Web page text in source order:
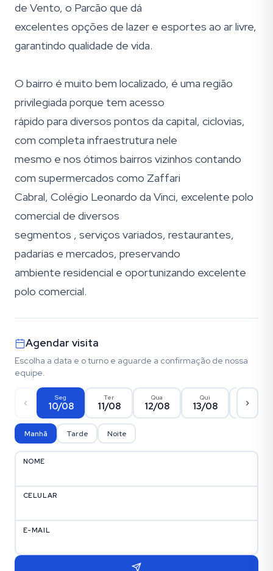
de Vento, o Parcão que dá
excelentes opções de lazer e esportes ao ar livre,
garantindo qualidade de vida.
O bairro é muito bem localizado, é uma região
privilegiada porque tem acesso
rápido para diversos pontos da capital, ciclovias,
com completa infraestrutura nele
mesmo e nos ótimos bairros vizinhos contando
com supermercados como Zaffari
Cabral, Colégio Leonardo da Vinci, excelente polo
comercial de diversos
segmentos , serviços variados, restaurantes,
padarias e mercados, preservando
ambiente residencial e oportunizando excelente
polo comercial.
Agendar visita
Escolha a data e o turno e aguarde a confirmação de nossa
equipe.
Seg
10/08
Ter
11/08
Qua
12/08
Qui
13/08 14/08
Manhã Tarde Noite
NOME
CELULAR
E-MAIL